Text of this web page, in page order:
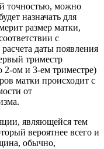
точностью, можно
назначать для
размер матки,
с
даты появления
триместр
2-ом и 3-ем триместре)
матки происходит с
от
являющейся тем
вероятнее всего и
обычно,